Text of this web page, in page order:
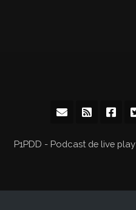
P1PDD - Podcast de live